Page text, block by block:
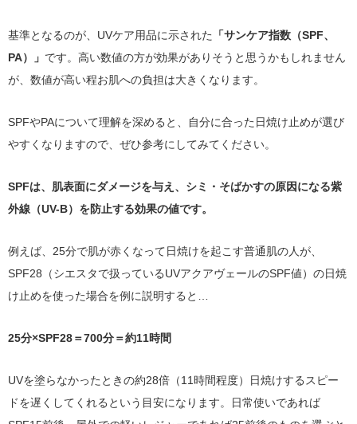
基準となるのが、UVケア用品に示された
「サンケア指数（SPF、
PA）」 です。高い数値の方が効果がありそうと思うかもしれません
が、数値が高い程お肌への負担は大きくなります。
SPFやPAについて理解を深めると、自分に合った日焼け止めが選び
やすくなりますので、ぜひ参考にしてみてください。
SPFは、肌表面にダメージを与え、シミ・そばかすの原因になる紫
外線（UV-B）を防止する効果の値です。
例えば、25分で肌が赤くなって日焼けを起こす普通肌の人が、
SPF28（シエスタで扱っているUVアクアヴェールのSPF値）の日焼
け止めを使った場合を例に説明すると…
25分×SPF28＝700分＝約11時間
UVを塗らなかったときの約28倍（11時間程度）日焼けするスピー
ドを遅くしてくれるという目安になります。日常使いであれば